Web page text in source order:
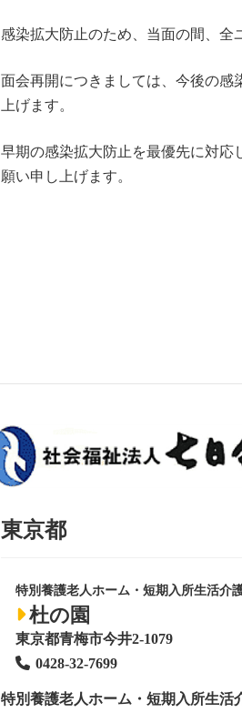
感染拡大防止のため、当面の間、全
面会再開につきましては、今後の感
上げます。
早期の感染拡大防止を最優先に対応
願い申し上げます。
東京都
特別養護老人ホーム・短期入所生活介
杜の園
東京都青梅市今井2-1079
0428-32-7699
特別養護老人ホーム ・短期入所生活